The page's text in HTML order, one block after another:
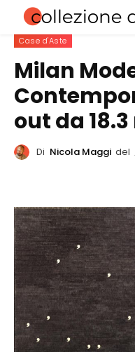
Case d'Aste
Milan
out da
Di Nicola Maggi del